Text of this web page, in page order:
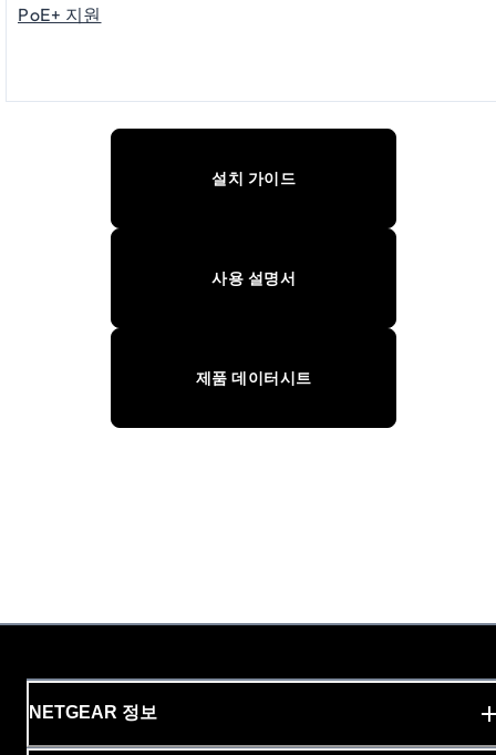
PoE+ 지원
설치 가이드
사용 설명서
제품 데이터시트
NETGEAR 정보